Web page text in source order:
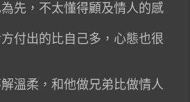
先，不太懂得顧及情人的感
付出的比自己多，心態也很
溫柔，和他做兄弟比做情人